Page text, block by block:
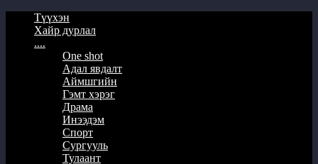
Түүхэн
Хайр дурлал
....
One shot
Адал явдалт
Аймшгийн
Гэмт хэрэг
Драма
Инээдэм
Спорт
Сургууль
Тулаант